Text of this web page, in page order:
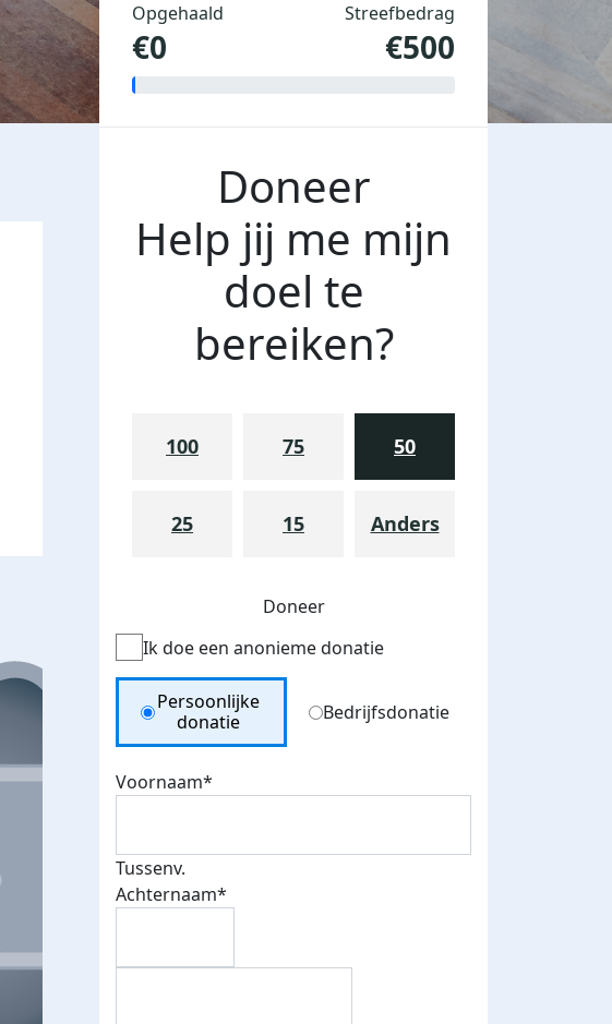
Opgehaald
€0
Streefbedrag
€500
Doneer
Help jij me mijn
doel te
bereiken?
100 75 50
25 15 Anders
Doneer
Ik doe een anonieme donatie
Donation Type
Persoonlijke
donatie
Bedrijfsdonatie
Voornaam*
Tussenv.
Achternaam*